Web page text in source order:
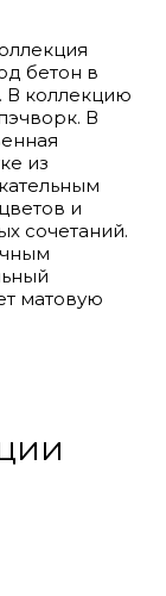
бетон в
В коллекцию
В
из
и
сочетаний.
матовую